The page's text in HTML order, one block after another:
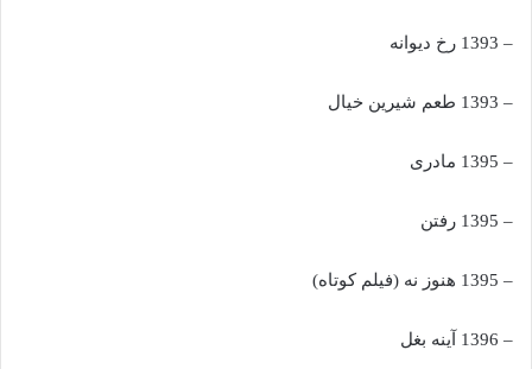
– 1393 رخ دیوانه
– 1393 طعم شیرین خیال
– 1395 مادری
– 1395 رفتن
– 1395 هنوز نه (فیلم کوتاه)
– 1396 آینه بغل